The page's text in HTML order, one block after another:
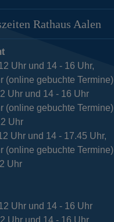
Rathaus Aalen
Uhr und 14 - 16 Uhr,
(online gebuchte Termine)
Uhr und 14 - 16 Uhr
(online gebuchte Termine)
Uhr
Uhr und 14 - 17.45 Uhr,
(online gebuchte Termine)
Uhr
Uhr und 14 - 16 Uhr
Uhr und 14 - 16 Uhr